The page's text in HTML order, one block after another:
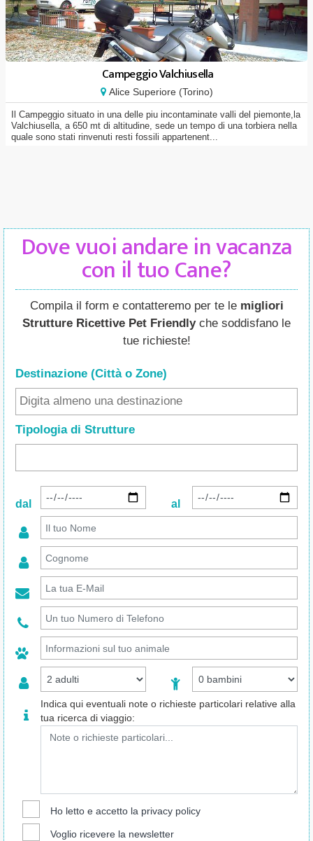
Campeggio Valchiusella
Alice Superiore (Torino)
Il Campeggio situato in una delle piu incontaminate valli del piemonte,la
Valchiusella, a 650 mt di altitudine, sede un tempo di una torbiera nella
quale sono stati rinvenuti resti fossili appartenent...
Dove vuoi andare in vacanza
con il tuo Cane?
Compila il form e contatteremo per te le migliori
Strutture Ricettive Pet Friendlyche soddisfano le
tue richieste!
Destinazione (Città o Zone)
Tipologia di Strutture
dal al
Indica qui eventuali note o richieste particolari relative alla
tua ricerca di viaggio:
Ho letto e accetto la privacy policy
Voglio ricevere la newsletter